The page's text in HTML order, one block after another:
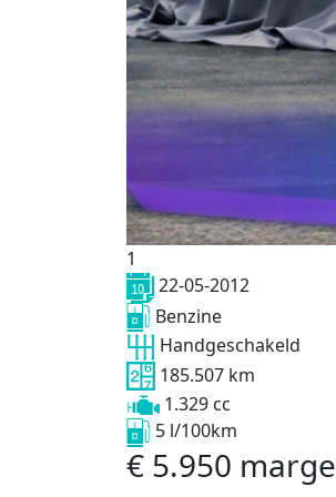
1
22-05-2012
Benzine
Handgeschakeld
185.507 km
1.329 cc
5 l/100km
€ 5.950 marge